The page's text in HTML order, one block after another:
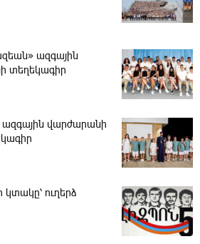
ազգային
տեղեկագիր
ազգային վարժարանի
ուղերձ